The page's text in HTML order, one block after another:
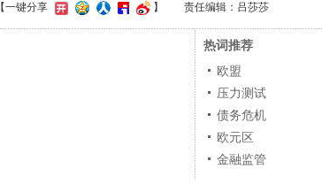
【一键分享 】 责任编辑：吕莎莎
热词推荐
欧盟
压力测试
债务危机
欧元区
金融监管